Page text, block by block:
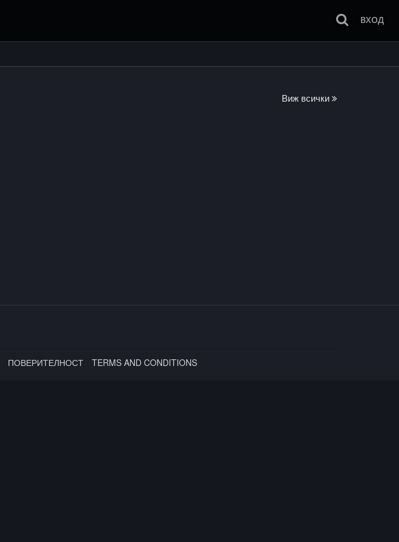
ВХОД
Виж всички
ПОВЕРИТЕЛНОСТ TERMS AND CONDITIONS